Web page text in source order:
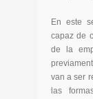
En este
capaz de
de la
van a ser
las